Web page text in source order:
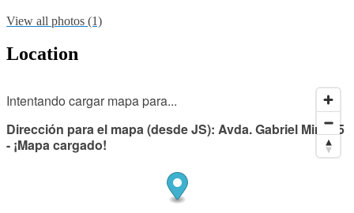
View all photos (1)
Location
Intentando cargar mapa para...
Dirección para el mapa (desde JS): Avda. Gabriel Miró 35
- ¡Mapa cargado!